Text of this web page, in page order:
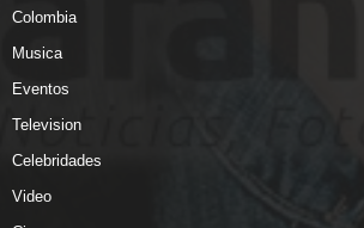
Colombia
Musica
Eventos
Television
Celebridades
Video